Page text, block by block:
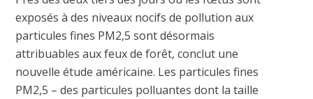
exposés à des niveaux nocifs de pollution aux
particules fines PM2,5 sont désormais
attribuables aux feux de forêt, conclut une
nouvelle étude américaine. Les particules fines
PM2,5 – des particules polluantes dont la taille